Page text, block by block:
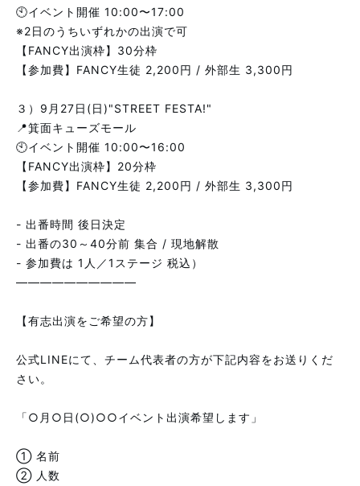
🕙イベント開催 10:00〜17:00
※2日のうちいずれかの出演で可
【FANCY出演枠】30分枠
【参加費】FANCY生徒 2,200円 / 外部生 3,300円
３）9月27日(日)"STREET FESTA!"
📍箕面キューズモール
🕙イベント開催 10:00〜16:00
【FANCY出演枠】20分枠
【参加費】FANCY生徒 2,200円 / 外部生 3,300円
- 出番時間 後日決定
- 出番の30～40分前 集合 / 現地解散
- 参加費は 1人／1ステージ 税込）
――――――――――
【有志出演をご希望の方】
公式LINEにて、チーム代表者の方が下記内容をお送りくだ
さい。
「○月○日(○)○○イベント出演希望します」
① 名前
② 人数